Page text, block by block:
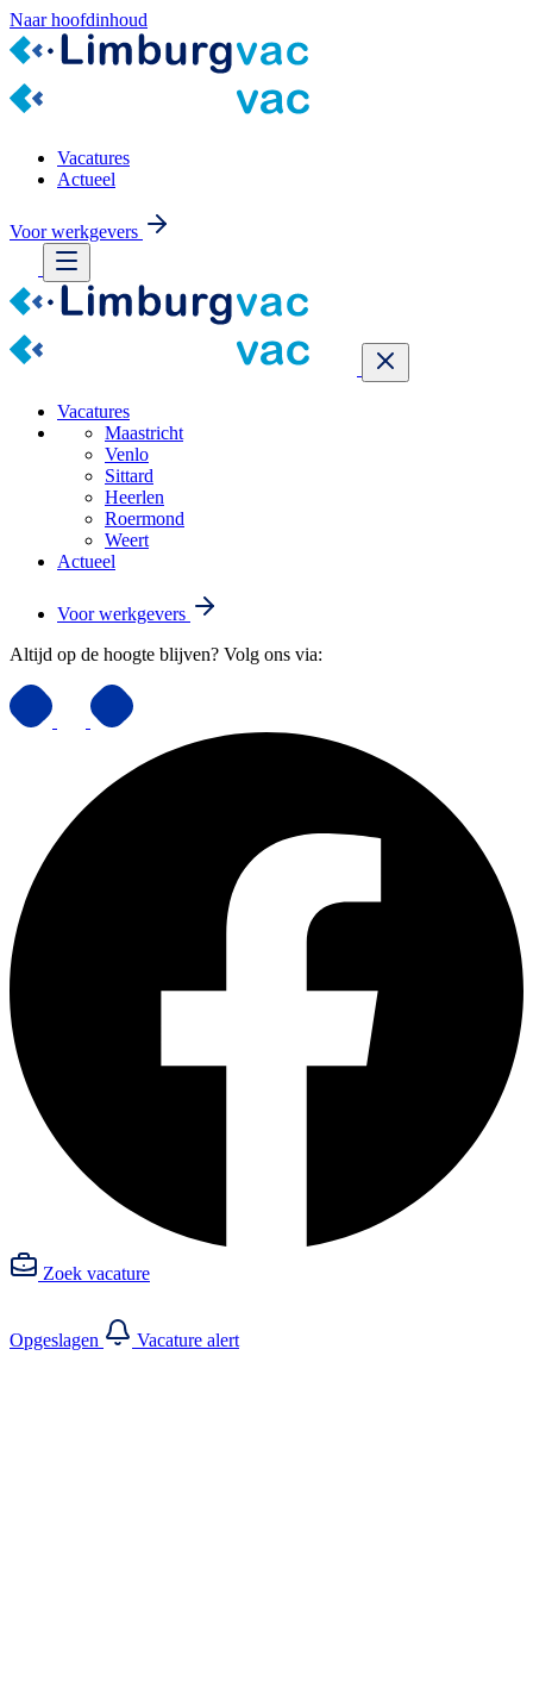
Naar hoofdinhoud
Vacatures
Actueel
Voor werkgevers
Vacatures
Maastricht
Venlo
Sittard
Heerlen
Roermond
Weert
Actueel
Voor werkgevers
Altijd op de hoogte blijven? Volg ons via:
Zoek vacature
Opgeslagen Vacature alert